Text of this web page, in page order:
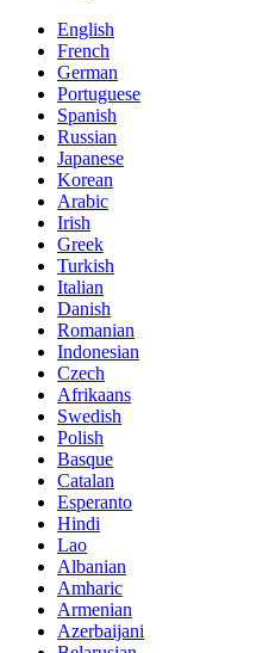
English
French
German
Portuguese
Spanish
Russian
Japanese
Korean
Arabic
Irish
Greek
Turkish
Italian
Danish
Romanian
Indonesian
Czech
Afrikaans
Swedish
Polish
Basque
Catalan
Esperanto
Hindi
Lao
Albanian
Amharic
Armenian
Azerbaijani